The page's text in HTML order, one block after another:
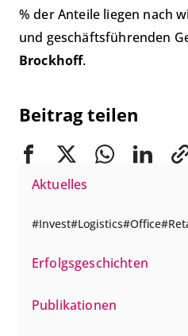
Aktuelles
Invest Logistics Office
Erfolgsgeschichten
Publikationen
% der Anteile liegen nach
und geschäftsführenden
Brockhoff.
Beitrag teilen